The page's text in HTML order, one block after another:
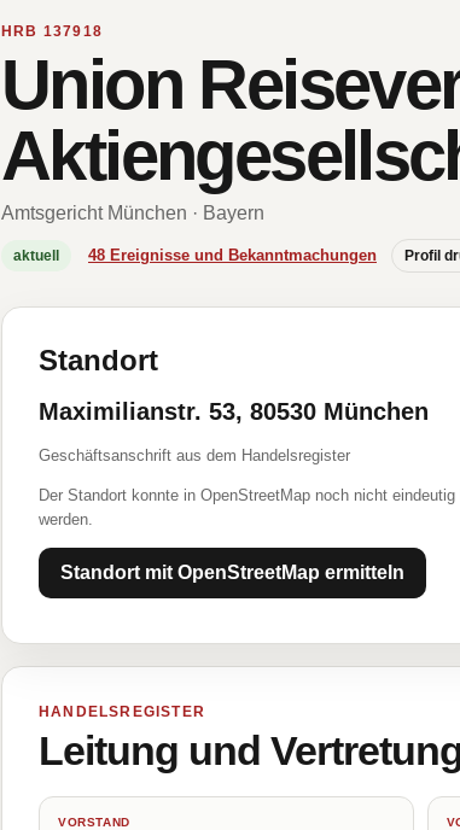
HRB 137918
Union
Amtsgericht München · Bayern
aktuell 48 Ereignisse und Bekanntmachungen Profil
Standort
Maximilianstr. 53, 80530 München
Geschäftsanschrift aus dem Handelsregister
Der Standort konnte in OpenStreetMap noch nicht
werden.
Standort mit OpenStreetMap ermitteln
HANDELSREGISTER
Leitung und
VORSTAND